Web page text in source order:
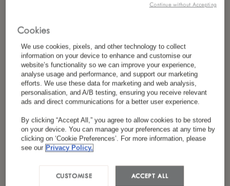
Langue Préférée*
E-Mail*
Cookies
We use cookies, pixels, and other technology to collect
information on your device to enhance and customise our
website’s functionality so we can improve your experience,
analyse usage and performance, and support our marketing
efforts. We use these data for marketing and web analysis,
personalisation, and A/B testing, ensuring you receive relevant
ads and direct communications for a better user experience.
By clicking “Accept All,” you agree to allow cookies to be stored
on your device. You can manage your preferences at any time by
clicking on ‘Cookie Preferences’. For more information, please
see our Privacy Policy.
ACCEPT ALL
CUSTOMISE
Continue without Accepting